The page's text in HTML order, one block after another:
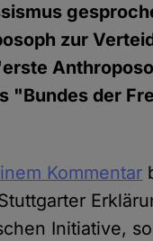
zur
"Bundes der
Kommentar
Initiative,